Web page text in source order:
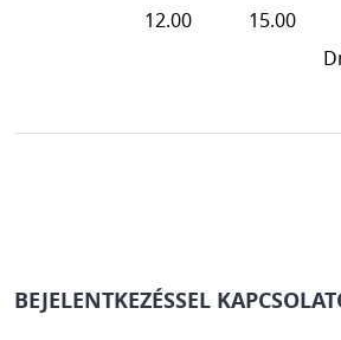
12.00 15.00
BEJELENTKEZÉSSEL